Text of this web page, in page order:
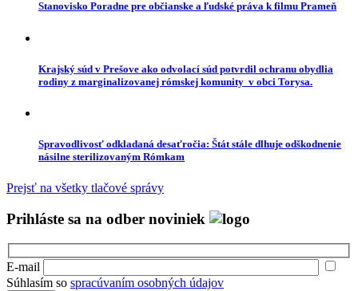
Stanovisko Poradne pre občianske a ľudské práva k filmu Prameň
Krajský súd v Prešove ako odvolací súd potvrdil ochranu obydlia
rodiny z marginalizovanej rómskej komunity v obci Torysa.
Spravodlivosť odkladaná desaťročia: Štát stále dlhuje odškodnenie
násilne sterilizovaným Rómkam
Prejsť na všetky tlačové správy
Prihláste sa na odber noviniek
E-mail
Súhlasím so spracúvaním osobných údajov